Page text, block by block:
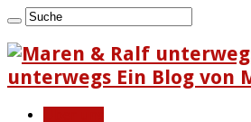
unterwegs Ein Blog von